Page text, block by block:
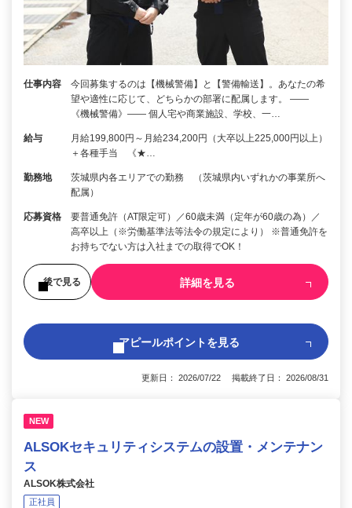
仕事内容
今回募集するのは【機械警備】と【警備輸送】。あなたの希
望や適性に応じて、どちらかの部署に配属します。 ――
《機械警備》―― 個人宅や商業施設、学校、一…
給与
月給199,800円～月給234,200円（大卒以上225,000円以上）
＋各種手当 《★…
勤務地
茨城県内各エリアでの勤務 （茨城県内いずれかの事業所へ
配属）
応募資格
要普通免許（AT限定可）／60歳未満（定年が60歳の為）／
高卒以上（※労働基準法等法令の規定により） ※普通免許を
お持ちでない方は入社までの取得でOK！
後で見る 詳細を見る
アピールポイントを見る
更新日： 2026/07/22 掲載終了日： 2026/08/31
NEW
ALSOKセキュリティシステムの設置・メンテナン
ス
ALSOK株式会社
正社員